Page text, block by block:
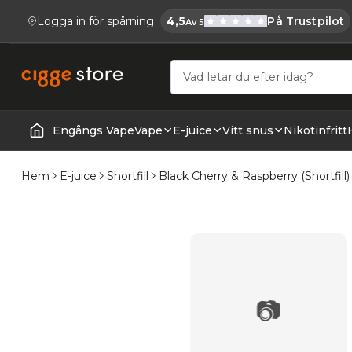
Logga in för spårning
Cigge.se Har
4,5Av 5 På Trustpilot
Köp E-cigg, E-juice, Snus & Vape
Startsida | Vapes
Engångs VapeVape E-juice Vitt snus Nikotinfritt
Hem E-juice Shortfill Black Cherry & Raspberry (Shortfill)
📷